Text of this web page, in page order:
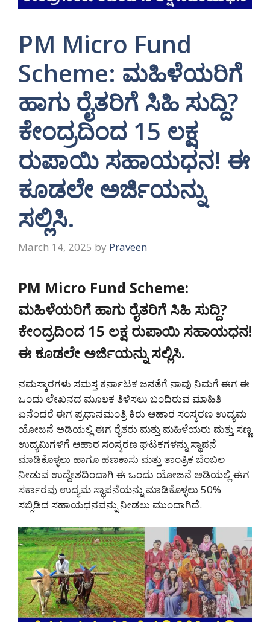
PM Micro Fund
Scheme: ಮಹಿಳೆಯರಿಗೆ
ಹಾಗು ರೈತರಿಗೆ ಸಿಹಿ ಸುದ್ದಿ?
ಕೇಂದ್ರದಿಂದ 15 ಲಕ್ಷ
ರುಪಾಯಿ ಸಹಾಯಧನ! ಈ
ಕೂಡಲೇ ಅರ್ಜಿಯನ್ನು
ಸಲ್ಲಿಸಿ.
March 14, 2025 by Praveen
PM Micro Fund Scheme:
ಮಹಿಳೆಯರಿಗೆ ಹಾಗು ರೈತರಿಗೆ ಸಿಹಿ ಸುದ್ದಿ?
ಕೇಂದ್ರದಿಂದ 15 ಲಕ್ಷ ರುಪಾಯಿ ಸಹಾಯಧನ!
ಈ ಕೂಡಲೇ ಅರ್ಜಿಯನ್ನು ಸಲ್ಲಿಸಿ.
ನಮಸ್ಕಾರಗಳು ಸಮಸ್ತ ಕರ್ನಾಟಕ ಜನತೆಗೆ ನಾವು ನಿಮಗೆ ಈಗ ಈ
ಒಂದು ಲೇಖನದ ಮೂಲಕ ತಿಳಿಸಲು ಬಂದಿರುವ ಮಾಹಿತಿ
ಏನೆಂದರೆ ಈಗ ಪ್ರಧಾನಮಂತ್ರಿ ಕಿರು ಆಹಾರ ಸಂಸ್ಕರಣ ಉದ್ಯಮ
ಯೋಜನೆ ಅಡಿಯಲ್ಲಿ ಈಗ ರೈತರು ಮತ್ತು ಮಹಿಳೆಯರು ಮತ್ತು ಸಣ್ಣ
ಉದ್ಯಮಿಗಳಿಗೆ ಆಹಾರ ಸಂಸ್ಕರಣ ಘಟಕಗಳನ್ನು ಸ್ಥಾಪನೆ
ಮಾಡಿಕೊಳ್ಳಲು ಹಾಗೂ ಹಣಕಾಸು ಮತ್ತು ತಾಂತ್ರಿಕ ಬೆಂಬಲ
ನೀಡುವ ಉದ್ದೇಶದಿಂದಾಗಿ ಈ ಒಂದು ಯೋಜನೆ ಅಡಿಯಲ್ಲಿ ಈಗ
ಸರ್ಕಾರವು ಉದ್ಯಮ ಸ್ಥಾಪನೆಯನ್ನು ಮಾಡಿಕೊಳ್ಳಲು 50%
ಸಬ್ಸಿಡಿದ ಸಹಾಯಧನವನ್ನು ನೀಡಲು ಮುಂದಾಗಿದೆ.